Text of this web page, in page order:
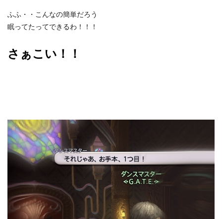
ふふ・・こんなの簡単だろう
眠ってたってできるわ！！！
さぁこい！！